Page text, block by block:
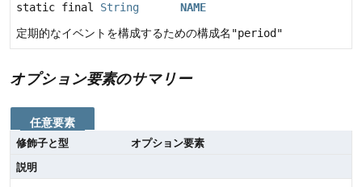
static final String
NAME
定期的なイベントを構成するための構成名 "period"
オプション要素のサマリー
任意要素
修飾子と型
オプション要素
説明